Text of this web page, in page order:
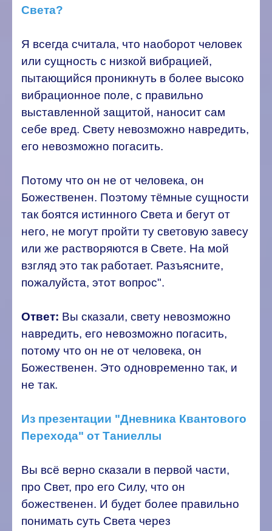
Света?
Я всегда считала, что наоборот человек
или сущность с низкой вибрацией,
пытающийся проникнуть в более высоко
вибрационное поле, с правильно
выставленной защитой, наносит сам
себе вред. Свету невозможно навредить,
его невозможно погасить.
Потому что он не от человека, он
Божественен. Поэтому тёмные сущности
так боятся истинного Света и бегут от
него, не могут пройти ту световую завесу
или же растворяются в Свете. На мой
взгляд это так работает. Разъясните,
пожалуйста, этот вопрос".
Ответ: Вы сказали, свету невозможно
навредить, его невозможно погасить,
потому что он не от человека, он
Божественен. Это одновременно так, и
не так.
Из презентации "Дневника Квантового
Перехода" от Таниеллы
Вы всё верно сказали в первой части,
про Свет, про его Силу, что он
божественен. И будет более правильно
понимать суть Света через